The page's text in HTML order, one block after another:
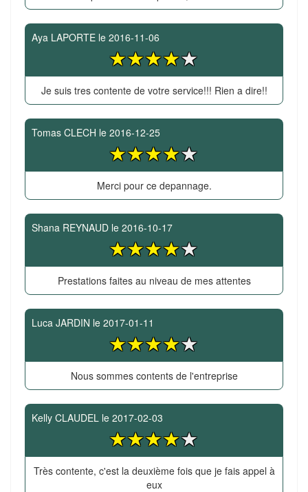
Aya LAPORTE le 2016-11-06
Je suis tres contente de votre service!!! Rien a dire!!
Tomas CLECH le 2016-12-25
Merci pour ce depannage.
Shana REYNAUD le 2016-10-17
Prestations faites au niveau de mes attentes
Luca JARDIN le 2017-01-11
Nous sommes contents de l'entreprise
Kelly CLAUDEL le 2017-02-03
Très contente, c'est la deuxième fois que je fais appel à
eux